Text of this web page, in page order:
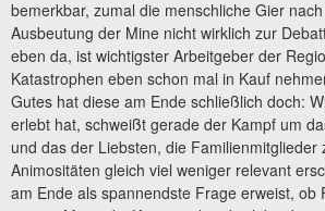
bemerkbar, zumal die menschliche Gier
Ausbeutung der Mine nicht wirklich zur
eben da, ist wichtigster Arbeitgeber der
Katastrophen eben schon mal in Kauf
Gutes hat diese am Ende schließlich doch:
erlebt hat, schweißt gerade der Kampf um
und das der Liebsten, die Familienmitglieder
Animositäten gleich viel weniger relevant
am Ende als spannendste Frage erweist, ob